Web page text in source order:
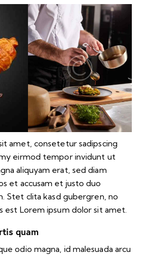
amet, consetetur sadipscing
eirmod tempor invidunt ut
aliquyam erat, sed diam
et accusam et justo duo
Stet clita kasd gubergren, no
est Lorem ipsum dolor sit amet.
quam
odio magna, id malesuada arcu